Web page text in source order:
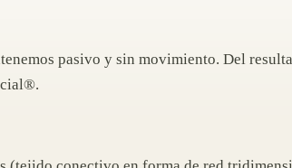
pasivo y sin movimiento. Del